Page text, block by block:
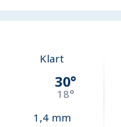
Klart
30°
18°
1,4mm